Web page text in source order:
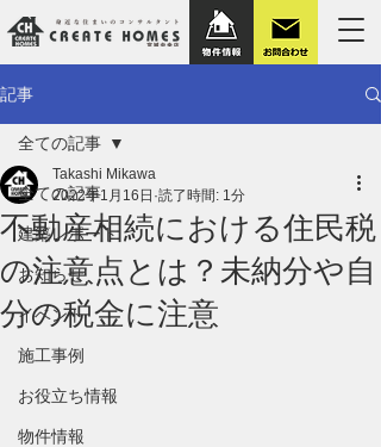
記事
全ての記事
建築レポート
お知らせ
イベント
施工事例
お役立ち情報
物件情報
全ての記事
不動産相続における住民税
の注意点とは？未納分や自
分の税金に注意
Takashi Mikawa
2022年1月16日 読了時間: 1分